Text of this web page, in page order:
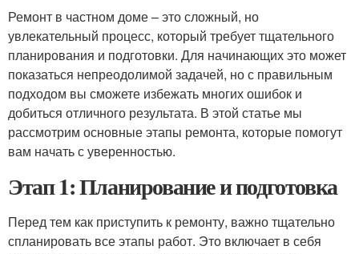
Ремонт в частном доме – это сложный, но
увлекательный процесс, который требует тщательного
планирования и подготовки. Для начинающих это может
показаться непреодолимой задачей, но с правильным
подходом вы сможете избежать многих ошибок и
добиться отличного результата. В этой статье мы
рассмотрим основные этапы ремонта, которые помогут
вам начать с уверенностью.
Этап 1: Планирование и подготовка
Перед тем как приступить к ремонту, важно тщательно
спланировать все этапы работ. Это включает в себя